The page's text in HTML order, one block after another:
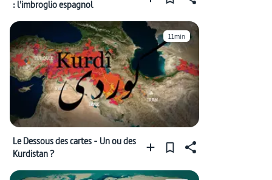
: l'imbroglio espagnol
11min
Le Dessous des cartes - Un ou des
Kurdistan ?